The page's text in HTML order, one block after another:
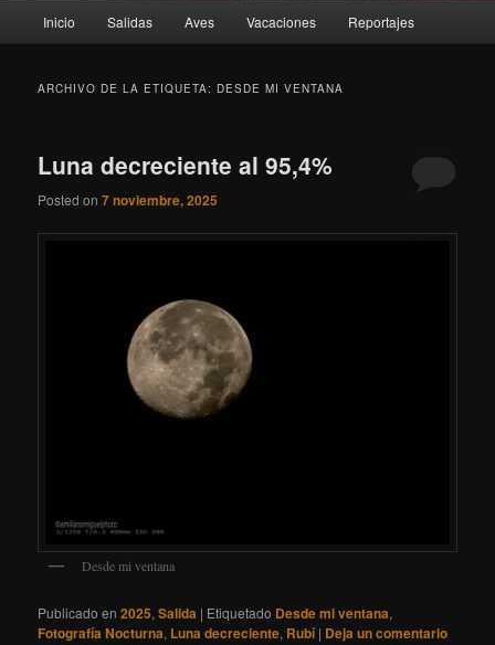
Inicio Salidas Aves Vacaciones Reportajes
ARCHIVO DE LA ETIQUETA: DESDE MI VENTANA
Luna decreciente al 95,4%
Posted on7 noviembre, 2025
Desde mi ventana
Publicado en 2025,Salida | Etiquetado Desde mi ventana,
Fotografía Nocturna, Luna decreciente, Rubí | Deja un comentario